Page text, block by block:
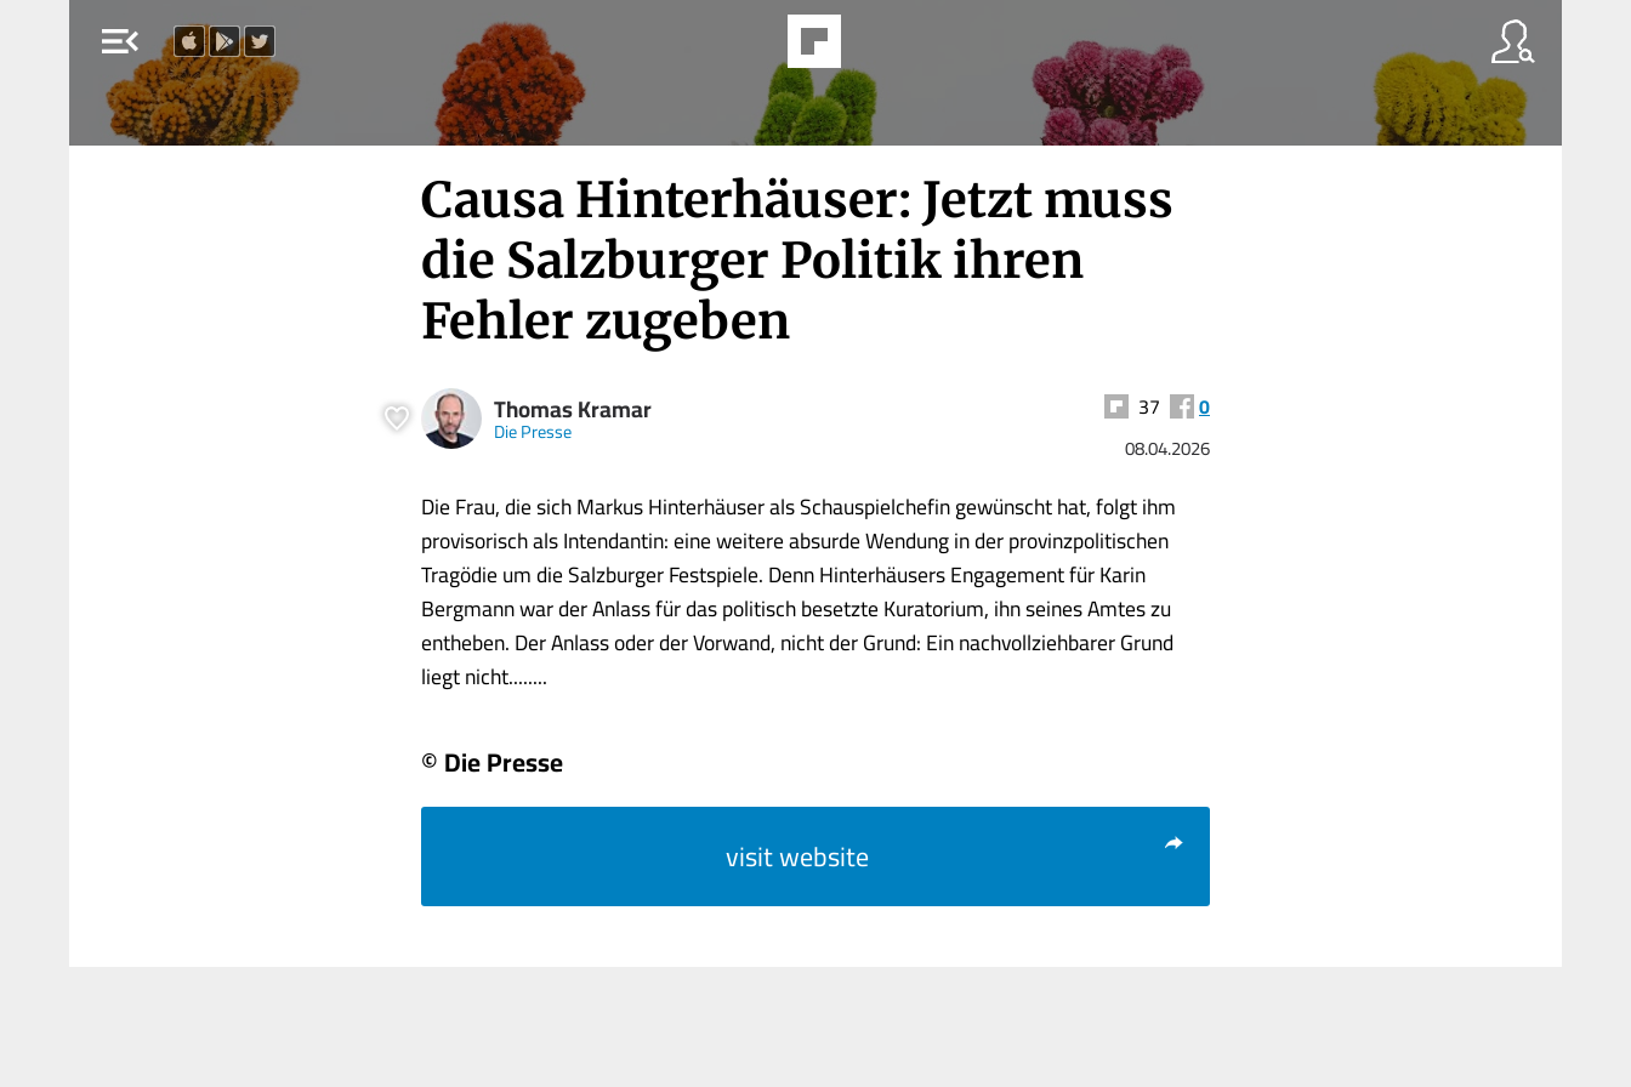
menu_open
Causa Hinterhäuser: Jetzt muss
die Salzburger Politik ihren
Fehler zugeben
Thomas Kramar
Die Presse
37 0
08.04.2026
Die Frau, die sich Markus Hinterhäuser als Schauspielchefin gewünscht hat, folgt ihm
provisorisch als Intendantin: eine weitere absurde Wendung in der provinzpolitischen
Tragödie um die Salzburger Festspiele. Denn Hinterhäusers Engagement für Karin
Bergmann war der Anlass für das politisch besetzte Kuratorium, ihn seines Amtes zu
entheben. Der Anlass oder der Vorwand, nicht der Grund: Ein nachvollziehbarer Grund
liegt nicht........
© Die Presse
visit website